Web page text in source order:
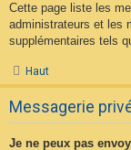
Cette page liste les
administrateurs et les
supplémentaires tels
Haut
Messagerie
Je ne peux pas